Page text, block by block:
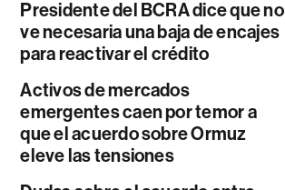
Presidente del BCRA dice que no
ve necesaria una baja de encajes
para reactivar el crédito
Activos de mercados
emergentes caen por temor a
que el acuerdo sobre Ormuz
eleve las tensiones